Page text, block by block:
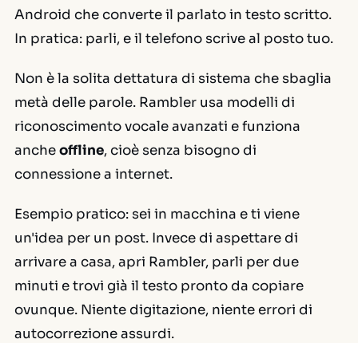
Android che converte il parlato in testo scritto.
In pratica: parli, e il telefono scrive al posto tuo.
Non è la solita dettatura di sistema che sbaglia
metà delle parole. Rambler usa modelli di
riconoscimento vocale avanzati e funziona
ancheoffline, cioè senza bisogno di
connessione a internet.
Esempio pratico:sei in macchina e ti viene
un'idea per un post. Invece di aspettare di
arrivare a casa, apri Rambler, parli per due
minuti e trovi già il testo pronto da copiare
ovunque. Niente digitazione, niente errori di
autocorrezione assurdi.